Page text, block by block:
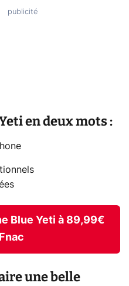
en deux mots :
Blue Yeti à 89,99€
une belle